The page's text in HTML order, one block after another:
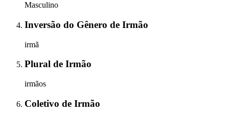
Masculino
Inversão do Gênero de Irmão
irmã
Plural de Irmão
irmãos
Coletivo de Irmão